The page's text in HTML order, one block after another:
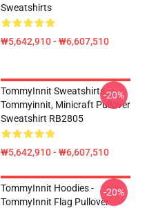
Sweatshirts
₩5,642,910 - ₩6,607,510
TommyInnit Sweatshirts -
Tommyinnit, Minicraft Pullover
Sweatshirt RB2805
₩5,642,910 - ₩6,607,510
-20%
TommyInnit Hoodies -
TommyInnit Flag Pullover
-20%